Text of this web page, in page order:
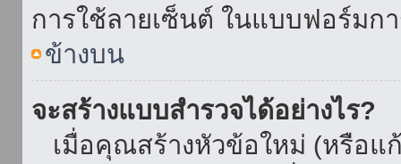
การใช้ลายเซ็นต์ ในแบบฟอร์มก
ข้างบน
จะสร้างแบบสำรวจได้อย่างไร?
เมื่อคุณสร้างหัวข้อใหม่ (หรือ